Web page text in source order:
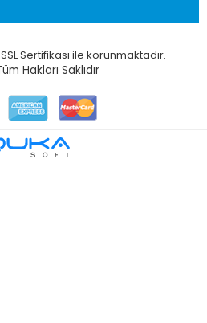
Sertifikası ile korunmaktadır.
Hakları Saklıdır